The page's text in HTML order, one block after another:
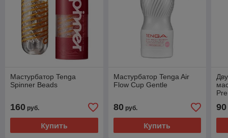
Мастурбатор Tenga
Spinner Beads
160 руб.
Купить
Мастурбатор Tenga Air
Flow Cup Gentle
80руб.
Купить
90